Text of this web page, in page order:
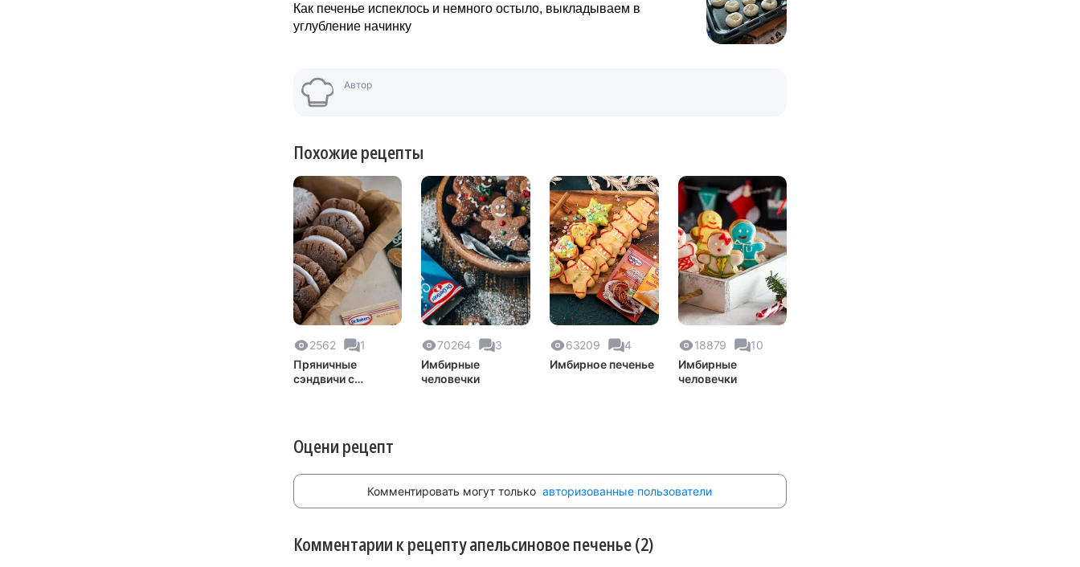
Как печенье испеклось и немного остыло, выкладываем в
углубление начинку
Автор
Похожие рецепты
2562
1
Пряничные
сэндвичи с
70264
3
Имбирные
человечки
63209
4
Имбирное печенье
18879
10
Имбирные
человечки
Оцени рецепт
Комментировать могут толькоавторизованные пользователи
Комментарии к рецепту апельсиновое печенье (2)